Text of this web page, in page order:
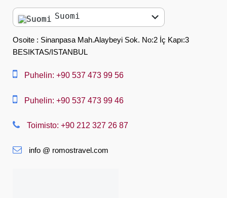
Suomi
English
العربية
中文
Suomi
Osoite : Sinanpasa Mah.Alaybeyi Sok. No:2 İç Kapı:3
BESIKTAS/ISTANBUL
Puhelin: +90 537 473 99 56
Puhelin: +90 537 473 99 46
Toimisto: +90 212 327 26 87
info @ romostravel.com